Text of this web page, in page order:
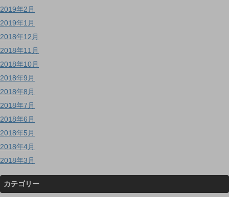
2019年2月
2019年1月
2018年12月
2018年11月
2018年10月
2018年9月
2018年8月
2018年7月
2018年6月
2018年5月
2018年4月
2018年3月
カテゴリー